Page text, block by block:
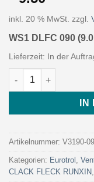
inkl. 20 % MwSt. zzgl.
WS1 DLFC 090
Lieferzeit: In der
WS1 DLFC 090 (9.0
Artikelnummer: V3190-
Kategorien: Eurotrol ,
CLACK FLECK RUNXIN,